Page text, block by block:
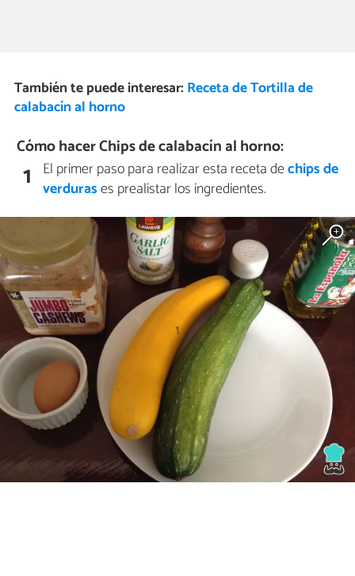
También te puede interesar: Receta de Tortilla de
calabacín al horno
Cómo hacer Chips de calabacín al horno:
1 El primer paso para realizar esta receta dechips de
verdurases prealistar los ingredientes.